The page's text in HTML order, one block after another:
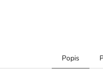
Popis